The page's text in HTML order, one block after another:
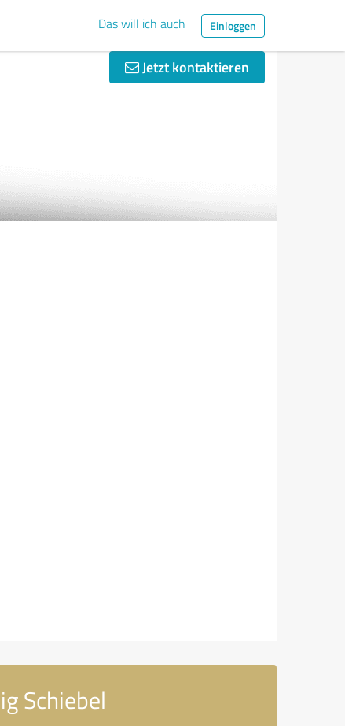
Das will ich auch Einloggen
Jetzt kontaktieren
Schiebel